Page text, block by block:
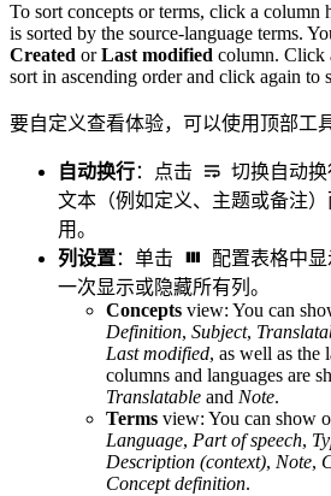
To sort concepts or terms, click a column
is sorted by the source-language terms.
Created orLast modified column. Click
sort in ascending order and click again to
要自定义查看体验，可以使用顶部工
自动换行：点击
切换自动
文本（例如定义、主题或备注
用。
列设置：单击 配置表格中
一次显示或隐藏所有列。
Concepts view: You can
Definition, Subject,
Last modified, as well as the
columns and languages are
Translatable and Note.
Terms view: You can show
Language, Part of speech,
Description (context), Note,
Concept definition.